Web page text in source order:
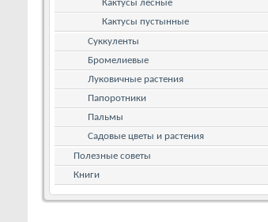
Кактусы лесные
Кактусы пустынные
Суккуленты
Бромелиевые
Луковичные растения
Папоротники
Пальмы
Садовые цветы и растения
Полезные советы
Книги